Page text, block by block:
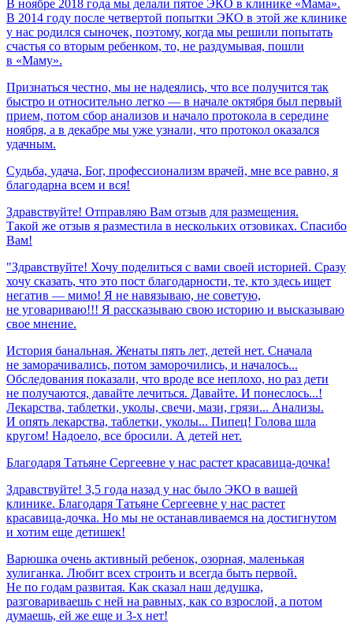
В ноябре 2018 года мы делали пятое ЭКО в клинике «Мама».
В 2014 году после четвертой попытки ЭКО в этой же клинике
у нас родился сыночек, поэтому, когда мы решили попытать
счастья со вторым ребенком, то, не раздумывая, пошли
в «Маму».
Признаться честно, мы не надеялись, что все получится так
быстро и относительно легко — в начале октября был первый
прием, потом сбор анализов и начало протокола в середине
ноября, а в декабре мы уже узнали, что протокол оказался
удачным.
Судьба, удача, Бог, профессионализм врачей, мне все равно, я
благодарна всем и вся!
Здравствуйте! Отправляю Вам отзыв для размещения.
Такой же отзыв я разместила в нескольких отзовиках. Спасибо
Вам!
"Здравствуйте! Хочу поделиться с вами своей историей. Сразу
хочу сказать, что это пост благодарности, те, кто здесь ищет
негатив — мимо! Я не навязываю, не советую,
не уговариваю!!! Я рассказываю свою историю и высказываю
свое мнение.
История банальная. Женаты пять лет, детей нет. Сначала
не заморачивались, потом заморочились, и началось...
Обследования показали, что вроде все неплохо, но раз дети
не получаются, давайте лечиться. Давайте. И понеслось...!
Лекарства, таблетки, уколы, свечи, мази, грязи... Анализы.
И опять лекарства, таблетки, уколы... Пипец! Голова шла
кругом! Надоело, все бросили. А детей нет.
Благодаря Татьяне Сергеевне у нас растет красавица-дочка!
Здравствуйте! 3,5 года назад у нас было ЭКО в вашей
клинике. Благодаря Татьяне Сергеевне у нас растет
красавица-дочка. Но мы не останавливаемся на достигнутом
и хотим еще детишек!
Варюшка очень активный ребенок, озорная, маленькая
хулиганка. Любит всех строить и всегда быть первой.
Не по годам развитая. Как сказал наш дедушка,
разговариваешь с ней на равных, как со взрослой, а потом
думаешь, ей же еще и 3-х нет!